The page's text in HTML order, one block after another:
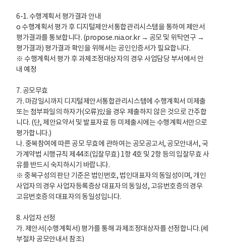
6-1. 수행계획서 평가결과 안내
o 수행계획서 평가 후 디지털제안서통합관리시스템을 통하여 제안서
평가결과를 통보합니다. (propose.nia.or.kr → 공모 및 위탁연구 →
평가결과) 평가결과 확인을 위해서는 공인인증서가 필요합니다.
※ 수행계획서 평가 후 과제조정대상자의 경우 사업담당 부서에서 안
내 예정
7. 공모무효
가. 마감일시까지 디지털제안서통합관리시스템에 수행계획서 미제출
또는 첨부파일의 하자가(오류)있을 경우 제출하지 않은 것으로 간주합
니다. (단, 제안요약서 및 발표자료 등 미제출시에는 수행계획서만으로
평가합니다.)
나. 중복참여에 따른 공모 무효에 관하여는 공모공고서, 공모안내서, 국
가계약법 시행규칙 제44조(입찰무효) 1항 4호 및 2항 등의 입찰무효 사
유를 반드시 숙지하시기 바랍니다.
※ 중복구성의 판단 기준은 법인번호, 법인대표자의 동일성이며, 개인
사업자의 경우 사업자등록증상 대표자의 동일성, 고유번호증의 경우
고유번호증의 대표자의 동일성입니다.
8. 사업자 선정
가. 제안서(수행계획서) 평가를 통해 과제조정대상자를 선정합니다.(세
부절차 공모안내서 참조)